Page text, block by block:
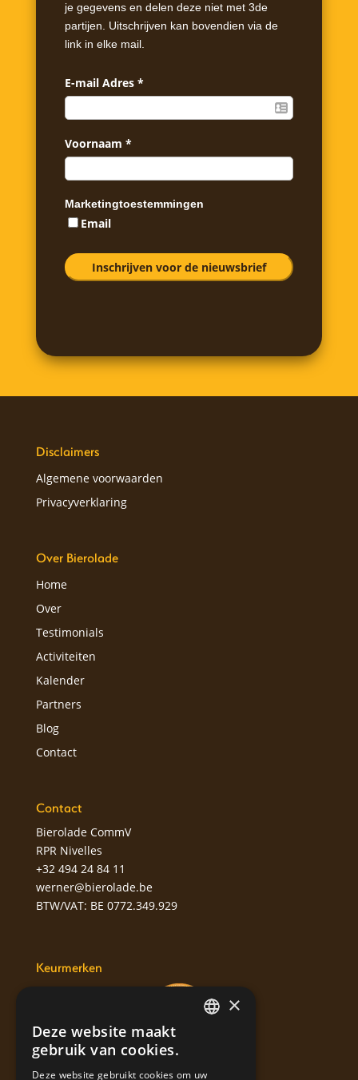
je gegevens en delen deze niet met 3de
partijen. Uitschrijven kan bovendien via de
link in elke mail.
E-mail Adres *
Voornaam *
Marketingtoestemmingen
Email
Disclaimers
Algemene voorwaarden
Privacyverklaring
Over Bierolade
Home
Over
Testimonials
Activiteiten
Kalender
Partners
Blog
Contact
Contact
Bierolade CommV
RPR Nivelles
+32 494 24 84 11
werner@bierolade.be
BTW/VAT: BE 0772.349.929
Keurmerken
×
Deze website maakt
gebruik van cookies.
Deze website gebruikt cookies om uw